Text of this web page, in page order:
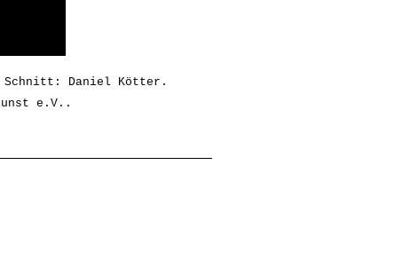
Schnitt: Daniel Kötter .
e.V. .